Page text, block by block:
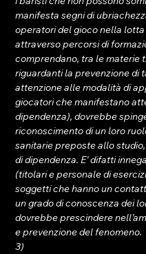
manifesta segni di
operatori del gioco nella
attraverso percorsi di
comprendano, tra le materie
riguardanti la prevenzione
attenzione alle modalità di
giocatori che manifestano
dipendenza), dovrebbe
riconoscimento di un loro
sanitarie preposte allo
di dipendenza. E’ difatti
(titolari e personale di
soggetti che hanno un
un grado di conoscenza dei
dovrebbe prescindere
e prevenzione del fenomeno.
3)